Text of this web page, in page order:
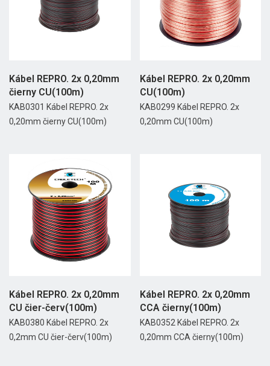
Kábel REPRO. 2x 0,20mm
čierny CU(100m)
KAB0301 Kábel REPRO. 2x
0,20mm čierny CU(100m)
Kábel REPRO. 2x 0,20mm
CU(100m)
KAB0299 Kábel REPRO. 2x
0,20mm CU(100m)
Kábel REPRO. 2x 0,20mm
CU čier-červ(100m)
KAB0380 Kábel REPRO. 2x
0,2mm CU čier-červ(100m)
Kábel REPRO. 2x 0,20mm
CCA čierny(100m)
KAB0352 Kábel REPRO. 2x
0,20mm CCA čierny(100m)